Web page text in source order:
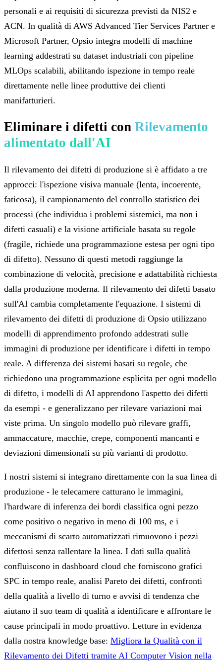
personali e ai requisiti di sicurezza previsti da NIS2 e
ACN. In qualità di AWS Advanced Tier Services Partner e
Microsoft Partner, Opsio integra modelli di machine
learning addestrati su dataset industriali con pipeline
MLOps scalabili, abilitando ispezione in tempo reale
direttamente nelle linee produttive dei clienti
manifatturieri.
Eliminare i difetti con Rilevamento
alimentato dall'AI
Il rilevamento dei difetti di produzione si è affidato a tre
approcci: l'ispezione visiva manuale (lenta, incoerente,
faticosa), il campionamento del controllo statistico dei
processi (che individua i problemi sistemici, ma non i
difetti casuali) e la visione artificiale basata su regole
(fragile, richiede una programmazione estesa per ogni tipo
di difetto). Nessuno di questi metodi raggiunge la
combinazione di velocità, precisione e adattabilità richiesta
dalla produzione moderna. Il rilevamento dei difetti basato
sull'AI cambia completamente l'equazione. I sistemi di
rilevamento dei difetti di produzione di Opsio utilizzano
modelli di apprendimento profondo addestrati sulle
immagini di produzione per identificare i difetti in tempo
reale. A differenza dei sistemi basati su regole, che
richiedono una programmazione esplicita per ogni modello
di difetto, i modelli di AI apprendono l'aspetto dei difetti
da esempi - e generalizzano per rilevare variazioni mai
viste prima. Un singolo modello può rilevare graffi,
ammaccature, macchie, crepe, componenti mancanti e
deviazioni dimensionali su più varianti di prodotto.
I nostri sistemi si integrano direttamente con la sua linea di
produzione - le telecamere catturano le immagini,
l'hardware di inferenza dei bordi classifica ogni pezzo
come positivo o negativo in meno di 100 ms, e i
meccanismi di scarto automatizzati rimuovono i pezzi
difettosi senza rallentare la linea. I dati sulla qualità
confluiscono in dashboard cloud che forniscono grafici
SPC in tempo reale, analisi Pareto dei difetti, confronti
della qualità a livello di turno e avvisi di tendenza che
aiutano il suo team di qualità a identificare e affrontare le
cause principali in modo proattivo. Letture in evidenza
dalla nostra knowledge base: Migliora la Qualità con il
Rilevamento dei Difetti tramite AI Computer Vision nella